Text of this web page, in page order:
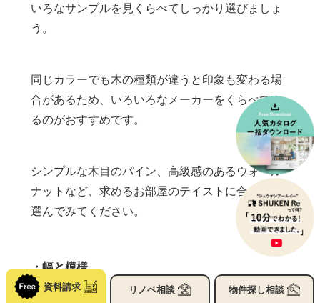
いろなサンプルを見くらべてしっかり選びましょ
う。
同じカラーでも木の種類が違うと印象も変わる場
合があるため、いろいろなメーカーをくらべてみ
るのがおすすめです。
シンプルな木目のパイン、高級感のあるウォール
ナットなど、求めるお部屋のテイストに合わせて
選んでみてください。
・幅と模様
資料請求 リノベ相談 物件探し相談